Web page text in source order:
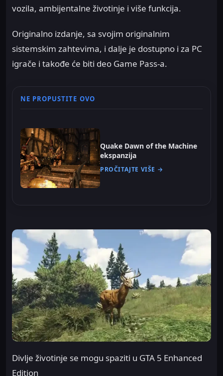
vozila, ambijentalne životinje i više funkcija.
Originalno izdanje, sa svojim originalnim
sistemskim zahtevima, i dalje je dostupno i za PC
igrače i takođe će biti deo Game Pass-a.
NE PROPUSTITE OVO
Quake Dawn of the Machine
ekspanzija
PROČITAJTE VIŠE →
Divlje životinje se mogu spaziti u GTA 5 Enhanced
Edition